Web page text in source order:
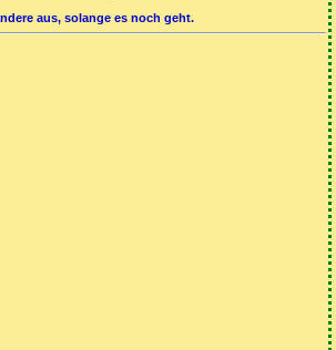
aus, solange es noch geht.